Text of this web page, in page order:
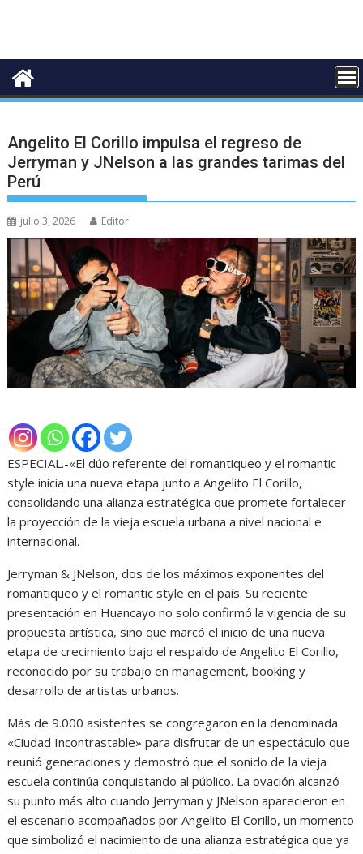
Angelito El Corillo impulsa el regreso de
Jerryman y JNelson a las grandes tarimas del
Perú
julio 3, 2026 Editor
ESPECIAL.-«El dúo referente del romantiqueo y el romantic
style inicia una nueva etapa junto a Angelito El Corillo,
consolidando una alianza estratégica que promete fortalecer
la proyección de la vieja escuela urbana a nivel nacional e
internacional.
Jerryman & JNelson, dos de los máximos exponentes del
romantiqueo y el romantic style en el país. Su reciente
presentación en Huancayo no solo confirmó la vigencia de su
propuesta artística, sino que marcó el inicio de una nueva
etapa de crecimiento bajo el respaldo de Angelito El Corillo,
reconocido por su trabajo en management, booking y
desarrollo de artistas urbanos.
Más de 9.000 asistentes se congregaron en la denominada
«Ciudad Incontrastable» para disfrutar de un espectáculo que
reunió generaciones y demostró que el sonido de la vieja
escuela continúa conquistando al público. La ovación alcanzó
su punto más alto cuando Jerryman y JNelson aparecieron en
el escenario acompañados por Angelito El Corillo, un momento
que simbolizó el nacimiento de una alianza estratégica que ya